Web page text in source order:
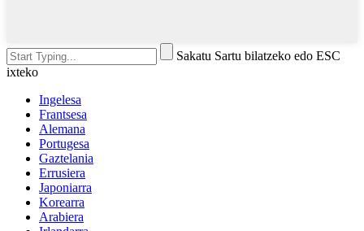
Sakatu Sartu bilatzeko edo ESC
ixteko
Ingelesa
Frantsesa
Alemana
Portugesa
Gaztelania
Errusiera
Japoniarra
Korearra
Arabiera